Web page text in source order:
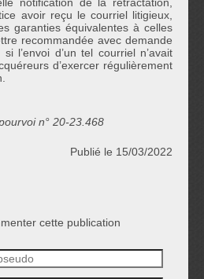
avoir reçu le courriel litigieux,
garanties équivalentes à celles
recommandée avec demande
l’envoi d’un tel courriel n’avait
d’exercer régulièrement
n° 20-23.468
Publié le 15/03/2022
cette publication